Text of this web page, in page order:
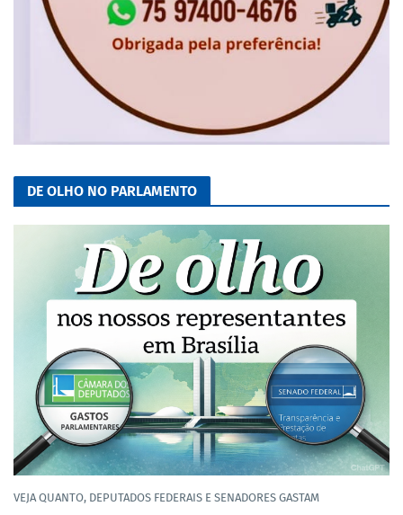
DE OLHO NO PARLAMENTO
VEJA QUANTO, DEPUTADOS FEDERAIS E SENADORES GASTAM